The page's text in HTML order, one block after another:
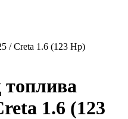
/ Creta 1.6 (123 Hp)
топлива
1.6 (123